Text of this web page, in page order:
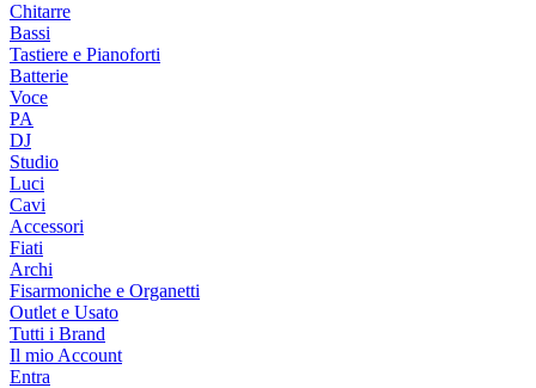
Chitarre
Bassi
Tastiere e Pianoforti
Batterie
Voce
PA
DJ
Studio
Luci
Cavi
Accessori
Fiati
Archi
Fisarmoniche e Organetti
Outlet e Usato
Tutti i Brand
Il mio Account
Entra